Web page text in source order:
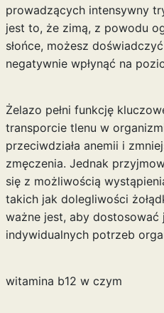
prowadzących intensywny
jest to, że zimą, z powodu
słońce, możesz
negatywnie wpłynąć na
Żelazo pełni funkcję
transporcie tlenu w
przeciwdziała anemii i
zmęczenia. Jednak
się z możliwością
takich jak dolegliwości
ważne jest, aby dostosować
indywidualnych potrzeb
witamina b12 w czym